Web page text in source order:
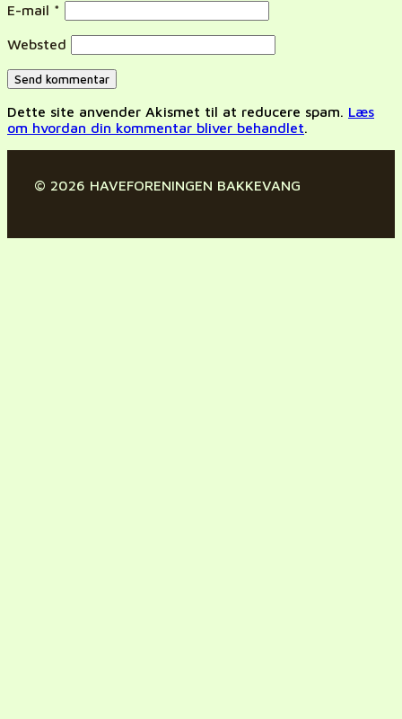
E-mail *
Websted
Dette site anvender Akismet til at reducere spam. Læs
om hvordan din kommentar bliver behandlet.
© 2026 HAVEFORENINGEN BAKKEVANG